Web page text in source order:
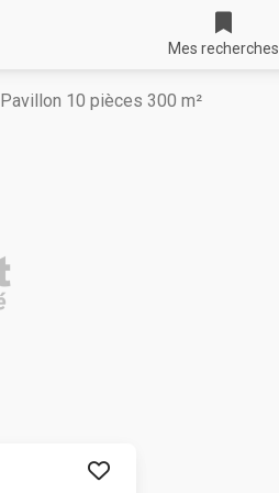
Mes recherches
Pavillon 10 pièces 300 m²